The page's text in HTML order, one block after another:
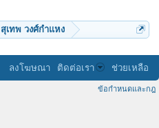
เพลง อนิจจา สุเทพ วงศ์กำแหง
ลงโฆษณา ติดต่อเรา ช่วยเหลือ
ข้อกำหนดและกฎ